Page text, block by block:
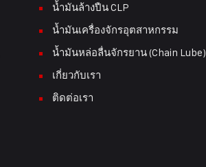
น้ำมันล้างปืน CLP
น้ำมันเครื่องจักรอุตสาหกรรม
น้ำมันหล่อลื่นจักรยาน (Chain Lube)
เกี่ยวกับเรา
ติดต่อเรา